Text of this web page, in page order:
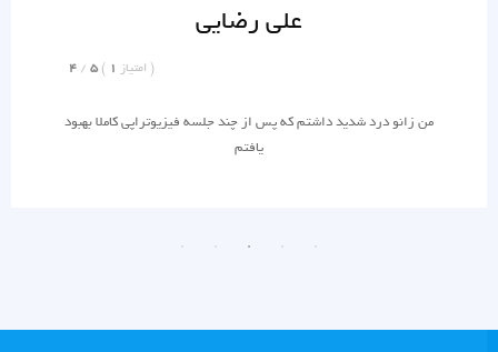
علی رضایی
4 / 5 ( 1 )
من زانو درد شدید داشتم که پس از چند جلسه فیزیوتراپی کاملا بهبود
یافتم